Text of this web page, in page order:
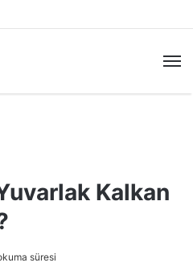
Kalkan
süresi